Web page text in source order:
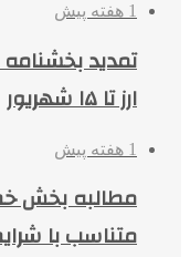
1 هفته پیش
تمدید
ارز تا ۱۵ شهریور
1 هفته پیش
مطالبه بخش
متناسب با